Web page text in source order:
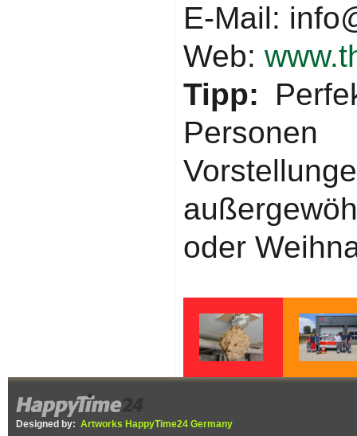
E-Mail:
Web:
Tipp:
oder
Hornisse ist in der
Designed by: Artworks HappyTime24 Germany